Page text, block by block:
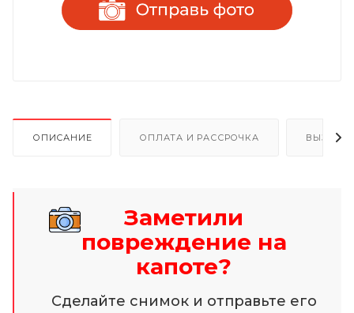
ОПИСАНИЕ ОПЛАТА И РАССРОЧКА ВЫЗОВ
Заметили
повреждение на
капоте?
Сделайте снимок и отправьте его